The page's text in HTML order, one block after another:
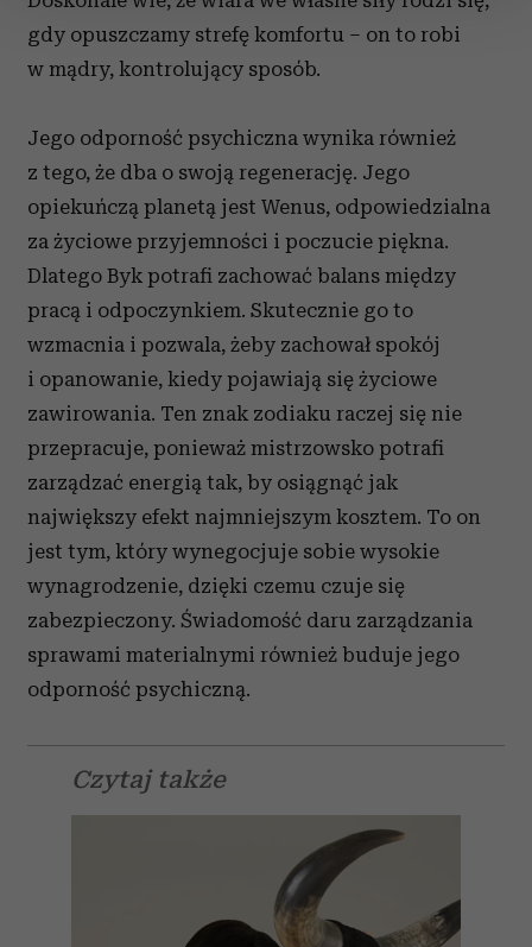
zmienić lub wycofać swoją zgodę w dowolnej chwili.
Wykorzystujemy pliki cookie do spersonalizowania treści
analizować ruch w naszej witrynie. Informacje o tym, jak
korzystasz z naszej witryny, udostępniamy partnerom
społecznościowym, reklamowym i analitycznym.
Partnerzy mogą połączyć te informacje z innymi danymi
otrzymanymi od Ciebie lub uzyskanymi podczas
korzystania z ich usług.
gdy opuszczamy strefę komfortu – on to robi
w mądry, kontrolujący sposób.
Jego odporność psychiczna wynika również
z tego, że dba o swoją regenerację. Jego
opiekuńczą planetą jest Wenus, odpowiedzialna
za życiowe przyjemności i poczucie piękna.
Dlatego Byk potrafi zachować balans między
pracą i odpoczynkiem. Skutecznie go to
wzmacnia i pozwala, żeby zachował spokój
i opanowanie, kiedy pojawiają się życiowe
zawirowania. Ten znak zodiaku raczej się nie
przepracuje, ponieważ mistrzowsko potrafi
zarządzać energią tak, by osiągnąć jak
największy efekt najmniejszym kosztem. To on
jest tym, który wynegocjuje sobie wysokie
wynagrodzenie, dzięki czemu czuje się
zabezpieczony. Świadomość daru zarządzania
sprawami materialnymi również buduje jego
odporność psychiczną.
Czytaj także